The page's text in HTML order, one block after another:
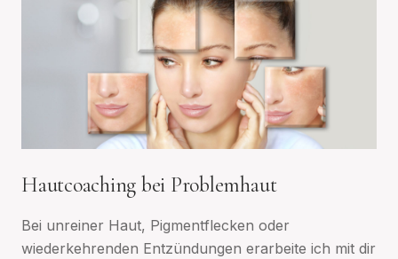
Hautcoaching bei Problemhaut
Bei unreiner Haut, Pigmentflecken oder
wiederkehrenden Entzündungen erarbeite ich mit dir